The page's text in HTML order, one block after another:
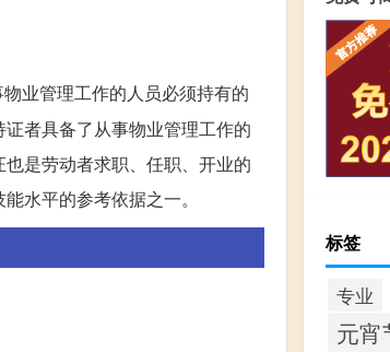
业管理工作的人员必须持有的
者具备了从事物业管理工作的
是劳动者求职、任职、开业的
水平的参考依据之一。
标签
专业
元宵